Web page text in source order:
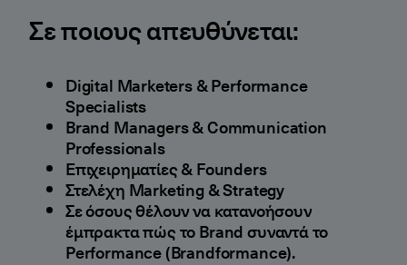
Σε ποιους απευθύνεται:
Digital Marketers & Performance
Specialists
Brand Managers & Communication
Professionals
Επιχειρηματίες & Founders
Στελέχη Marketing & Strategy
Σε όσους θέλουν να κατανοήσουν
έμπρακτα πώς το Brand συναντά το
Performance (Brandformance).